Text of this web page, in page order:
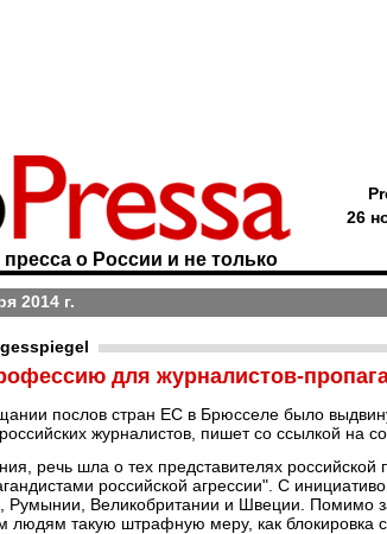
о России и не только
26
2014 г.
для журналистов-
послов стран ЕС в Брюсселе было
журналистов, пишет со ссылкой на
речь шла о тех представителях российской
российской агрессии". С
Румынии, Великобритании и Швеции. Помимо
людям такую штрафную меру, как блокировка